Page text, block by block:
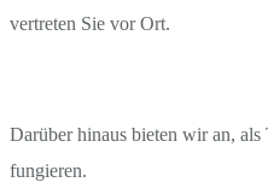
vertreten Sie vor Ort.
Darüber hinaus bieten wir an, als
fungieren.